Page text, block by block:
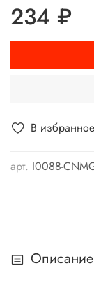
В избранное
арт. I0088-
234 ₽
Описание